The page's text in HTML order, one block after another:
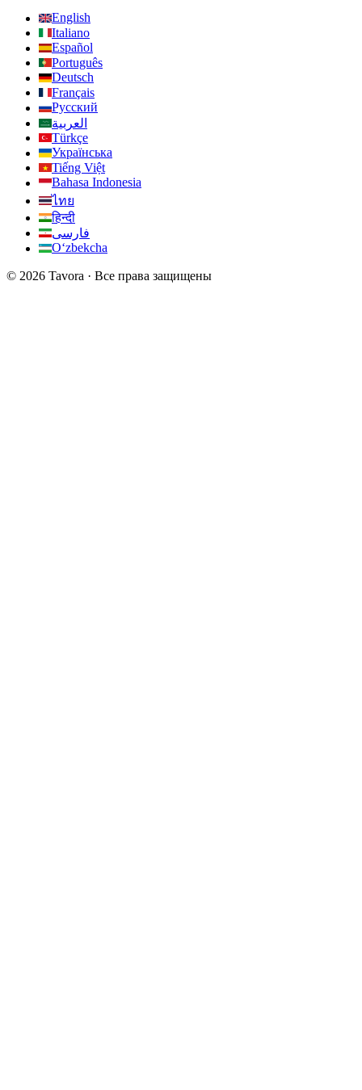
English
Italiano
Español
Português
Deutsch
Français
Русский
العربية
Türkçe
Українська
Tiếng Việt
Bahasa Indonesia
ไทย
हिन्दी
فارسی
Oʻzbekcha
© 2026 Tavora · Все права защищены